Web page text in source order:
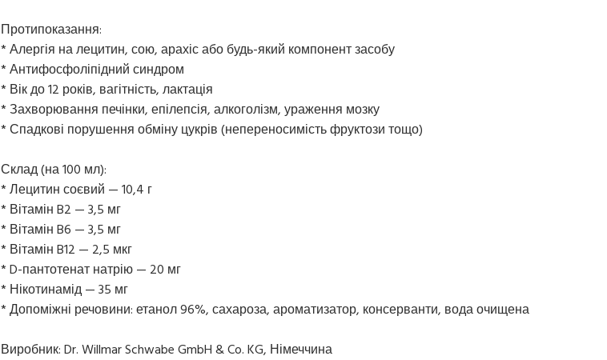
Протипоказання:
* Алергія на лецитин, сою, арахіс або будь-який компонент засобу
* Антифосфоліпідний синдром
* Вік до 12 років, вагітність, лактація
* Захворювання печінки, епілепсія, алкоголізм, ураження мозку
* Спадкові порушення обміну цукрів (непереносимість фруктози тощо)
Склад (на 100 мл):
* Лецитин соєвий — 10,4 г
* Вітамін B2 — 3,5 мг
* Вітамін B6 — 3,5 мг
* Вітамін B12 — 2,5 мкг
* D-пантотенат натрію — 20 мг
* Нікотинамід — 35 мг
* Допоміжні речовини: етанол 96%, сахароза, ароматизатор, консерванти, вода очищена
Виробник: Dr. Willmar Schwabe GmbH & Co. KG, Німеччина